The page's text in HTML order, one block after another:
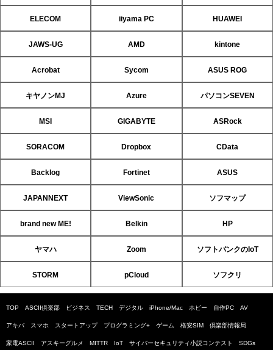
ELECOM iiyama PC HUAWEI
JAWS-UG AMD kintone
Acrobat Sycom ASUS ROG
キヤノンMJ Azure パソコンSEVEN
MSI GIGABYTE ASRock
SORACOM Dropbox CData
Backlog Fortinet ASUS
JAPANNEXT ViewSonic ソフマップ
brand new ME! Belkin HP
ヤマハ Zoom ソフトバンクのIoT
STORM pCloud ソフクリ
TOP ASCII倶楽部 ビジネス TECH デジタル iPhone/Mac ホビー 自作PC AV
アキバ スマホ スタートアップ プログラミング+ ゲーム 格安SIM 倶楽部情報局
家電ASCII アスキーグルメ MITTR IoT サイバーセキュリティ小説コンテスト SDGs